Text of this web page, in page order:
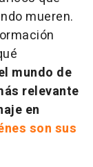
mueren.
mundo de
relevante
en
son sus